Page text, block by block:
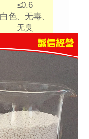
≤0.6
白色、无毒、
无臭